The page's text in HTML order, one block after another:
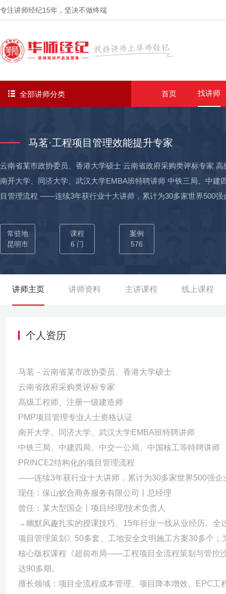
专注讲师经纪15年 ，坚决不做终端
全部讲师分类 首页 找讲师
马茗·工程项目管理效能提升专家
云南省某市政协委员、香港大学硕士 云南省政府采购类评标专家
南开大学、同济大学、武汉大学EMBA班特聘讲师 中铁三局、中
目管理流程 ——连续3年获行业十大讲师，累计为30多家世界500
施工、运营15个；为客户定制《工程项目管理策划》50多套、工
理培训》30多次。 核心版权课程《超前布局——工程项目全流程
百强企业交付达90多期。 擅长领域：项目全流程成本管理、项目
目管理实战经验，曾任职于某大型国企，后自主创业主攻工地安
库至松山红色旅游二级路项目：期间当任项目经理，仅用时8个月
为项目提供现场安全文明施工方案，实现施工现场零事故交付。
目提供现场安全文明施工落地方案，得到了当地政府的支持与认可
常驻地
昆明市
课程
6 门
案例
576
讲师主页 讲师资料 主讲课程 线上课程
个人资历
马茗－云南省某市政协委员、香港大学硕士
云南省政府采购类评标专家
高级工程师、注册一级建造师
PMP项目管理专业人士资格认证
南开大学、同济大学、武汉大学EMBA班特聘讲师
中铁三局、中建四局、中交一公局、中国核工等特聘讲师
PRINCE2结构化的项目管理流程
——连续3年获行业十大讲师，累计为30多家世界500强企
现任：保山蚁合商务服务有限公司丨总经理
曾任：某大型国企丨项目经理/技术负责人
→幽默风趣扎实的授课技巧、15年行业一线从业经历。
项目管理策划》50多套、工地安全文明施工方案30多个
核心版权课程《超前布局——工程项目全流程策划与管控
达90多期。
擅长领域：项目全流程成本管理、项目降本增效、EPC